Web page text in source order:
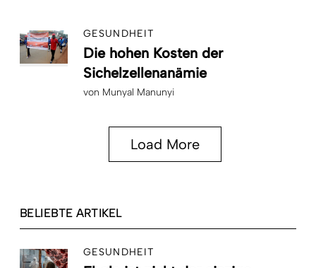
GESUNDHEIT
Die hohen Kosten der
Sichelzellenanämie
von Munyal Manunyi
Load More
BELIEBTE ARTIKEL
GESUNDHEIT